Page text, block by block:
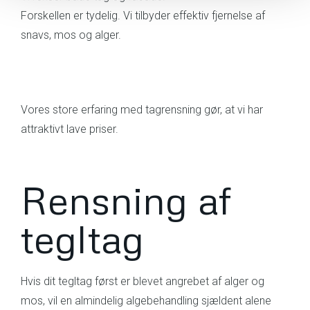
Forskellen er tydelig. Vi tilbyder effektiv fjernelse af
snavs, mos og alger.
Vores store erfaring med tagrensning gør, at vi har
attraktivt lave priser.
Rensning af
tegltag
Hvis dit tegltag først er blevet angrebet af alger og
mos, vil en almindelig algebehandling sjældent alene